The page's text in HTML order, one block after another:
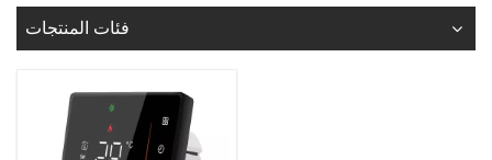
فئات المنتجات